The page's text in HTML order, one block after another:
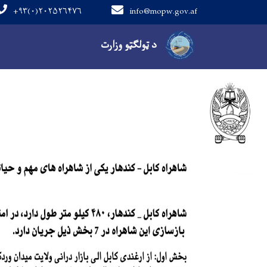
د ټولګټو وزارت
info@mopw.gov.af +۹۳(۰)۲۰۲۵۲۶۴۷۶
Main navigation